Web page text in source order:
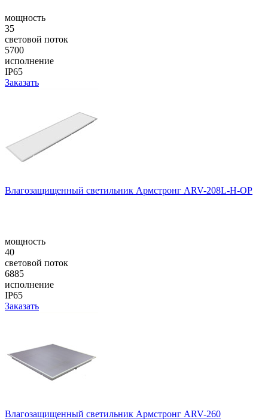
мощность
35
световой поток
5700
исполнение
IP65
Заказать
Влагозащищенный светильник Армстронг ARV-208L-H-OP
мощность
40
световой поток
6885
исполнение
IP65
Заказать
Влагозащищенный светильник Армстронг ARV-260